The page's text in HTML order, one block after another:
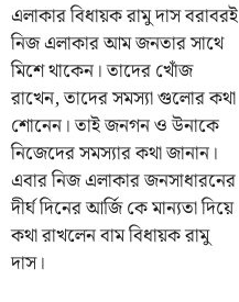
এলাকার বিধায়ক রামু দাস বরাবরই
নিজ এলাকার আম জনতার সাথে
মিশে থাকেন। তাদের খোঁজ
রাখেন, তাদের সমস্যা গুলোর কথা
শোনেন। তাই জনগন ও উনাকে
নিজেদের সমস্যার কথা জানান।
এবার নিজ এলাকার জনসাধারনের
দীর্ঘ দিনের আর্জি কে মান্যতা দিয়ে
কথা রাখলেন বাম বিধায়ক রামু
দাস।